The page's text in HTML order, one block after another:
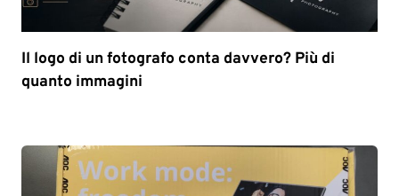
Il logo di un fotografo conta davvero? Più di
quanto immagini